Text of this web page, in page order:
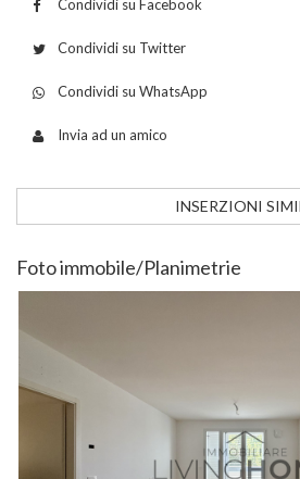
Condividi su Facebook
Condividi su Twitter
Condividi su WhatsApp
Invia ad un amico
INSERZIONI
Foto immobile/Planimetrie